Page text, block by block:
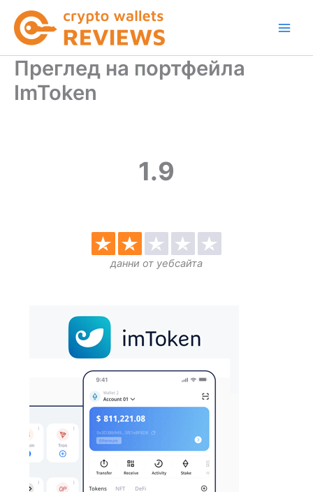
content
Преглед на портфейла
ImToken
1.9
данни от уебсайта